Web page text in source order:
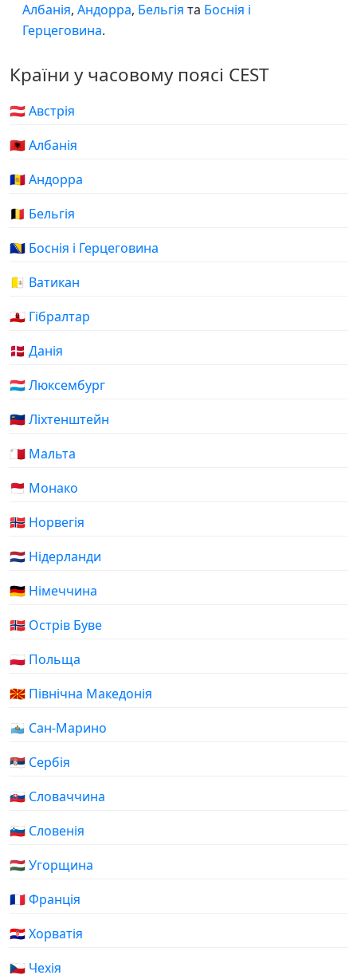
Албанія, Андорра, Бельгія та Боснія і
Герцеговина.
Країни у часовому поясі CEST
🇦🇹 Австрія
🇦🇱 Албанія
🇦🇩 Андорра
🇧🇪 Бельгія
🇧🇦 Боснія і Герцеговина
🇻🇦 Ватикан
🇬🇮 Гібралтар
🇩🇰 Данія
🇱🇺 Люксембург
🇱🇮 Ліхтенштейн
🇲🇹 Мальта
🇲🇨 Монако
🇳🇴 Норвегія
🇳🇱 Нідерланди
🇩🇪 Німеччина
🇧🇻 Острів Буве
🇵🇱 Польща
🇲🇰 Північна Македонія
🇸🇲 Сан-Марино
🇷🇸 Сербія
🇸🇰 Словаччина
🇸🇮 Словенія
🇭🇺 Угорщина
🇫🇷 Франція
🇭🇷 Хорватія
🇨🇿 Чехія